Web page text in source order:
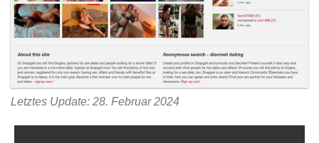
Letztes Update: 28. Februar 2024